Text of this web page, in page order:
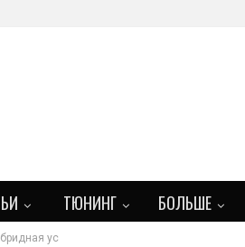
ТЮНИНГ БОЛЬШЕ
ус